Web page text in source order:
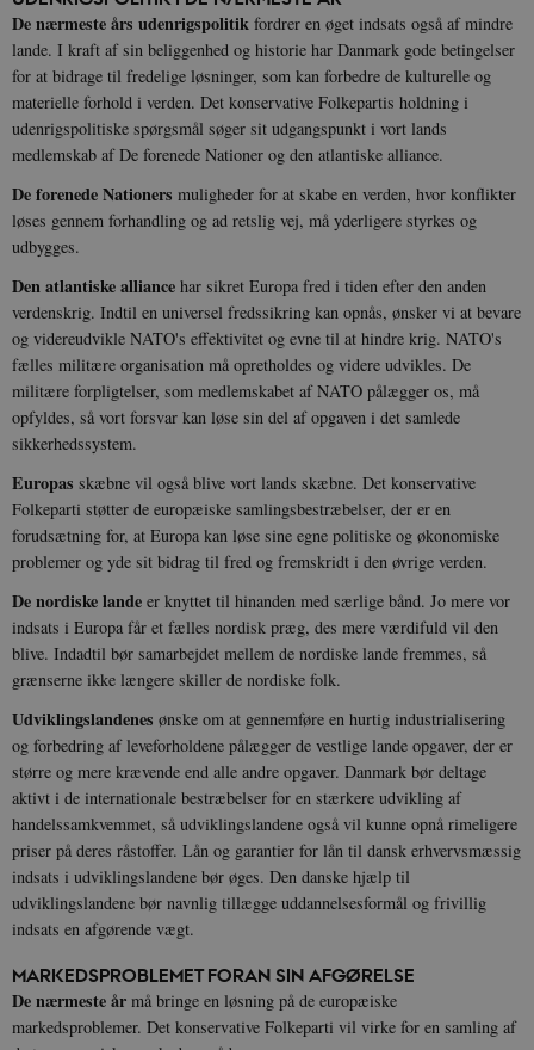
De nærmeste års udenrigspolitik fordrer en øget indsats også af mindre
lande. I kraft af sin beliggenhed og historie har Danmark gode betingelser
for at bidrage til fredelige løsninger, som kan forbedre de kulturelle og
materielle forhold i verden. Det konservative Folkepartis holdning i
udenrigspolitiske spørgsmål søger sit udgangspunkt i vort lands
medlemskab af De forenede Nationer og den atlantiske alliance.
De forenede Nationers muligheder for at skabe en verden, hvor konflikter
løses gennem forhandling og ad retslig vej, må yderligere styrkes og
udbygges.
Den atlantiske alliance har sikret Europa fred i tiden efter den anden
verdenskrig. Indtil en universel fredssikring kan opnås, ønsker vi at bevare
og videreudvikle NATO's effektivitet og evne til at hindre krig. NATO's
fælles militære organisation må opretholdes og videre udvikles. De
militære forpligtelser, som medlemskabet af NATO pålægger os, må
opfyldes, så vort forsvar kan løse sin del af opgaven i det samlede
sikkerhedssystem.
Europas skæbne vil også blive vort lands skæbne. Det konservative
Folkeparti støtter de europæiske samlingsbestræbelser, der er en
forudsætning for, at Europa kan løse sine egne politiske og økonomiske
problemer og yde sit bidrag til fred og fremskridt i den øvrige verden.
De nordiske lande er knyttet til hinanden med særlige bånd. Jo mere vor
indsats i Europa får et fælles nordisk præg, des mere værdifuld vil den
blive. Indadtil bør samarbejdet mellem de nordiske lande fremmes, så
grænserne ikke længere skiller de nordiske folk.
Udviklingslandenes ønske om at gennemføre en hurtig industrialisering
og forbedring af leveforholdene pålægger de vestlige lande opgaver, der er
større og mere krævende end alle andre opgaver. Danmark bør deltage
aktivt i de internationale bestræbelser for en stærkere udvikling af
handelssamkvemmet, så udviklingslandene også vil kunne opnå rimeligere
priser på deres råstoffer. Lån og garantier for lån til dansk erhvervsmæssig
indsats i udviklingslandene bør øges. Den danske hjælp til
udviklingslandene bør navnlig tillægge uddannelsesformål og frivillig
indsats en afgørende vægt.
MARKEDSPROBLEMET FORAN SIN AFGØRELSE
De nærmeste år må bringe en løsning på de europæiske
markedsproblemer. Det konservative Folkeparti vil virke for en samling af